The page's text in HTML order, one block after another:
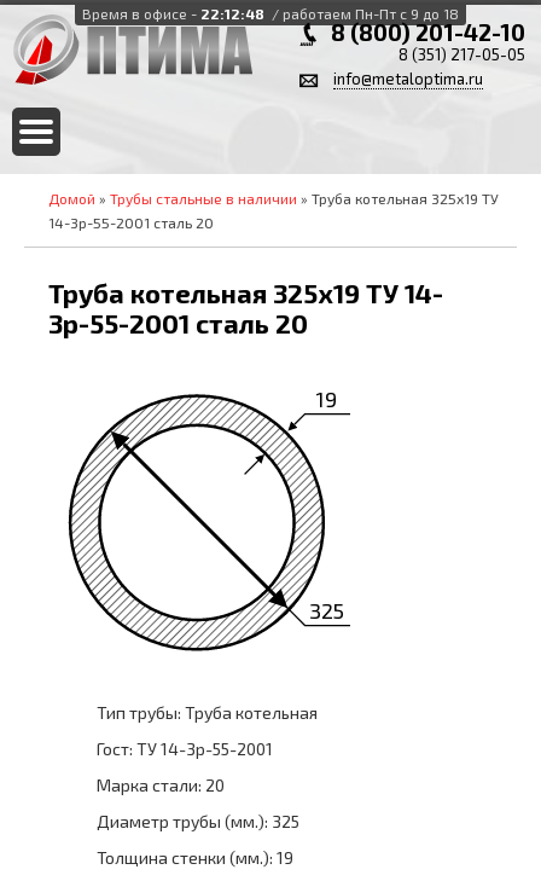
Время в офисе - 22:12:48 / работаем Пн-Пт с 9 до 18
8 (800) 201-42-10
8 (351) 217-05-05
info@metaloptima.ru
Домой » Трубы стальные в наличии » Труба котельная 325х19 ТУ
14-3р-55-2001 сталь 20
Труба котельная 325х19 ТУ 14-
3р-55-2001 сталь 20
325
19
Тип трубы: Труба котельная
Гост: ТУ 14-3р-55-2001
Марка стали: 20
Диаметр трубы (мм.): 325
Толщина стенки (мм.): 19